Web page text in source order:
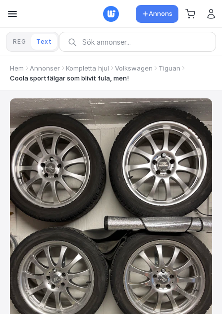
Annons
REG Text
Hem Annonser Kompletta hjul Volkswagen
Tiguan
Coola sportfälgar som blivit fula, men!